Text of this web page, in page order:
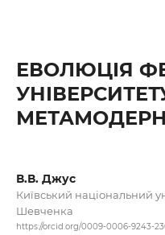
ЕВОЛЮЦІЯ
В.В. Джус
Київський національний
Шевченка
https://orcid.org/0009-0006-9243-